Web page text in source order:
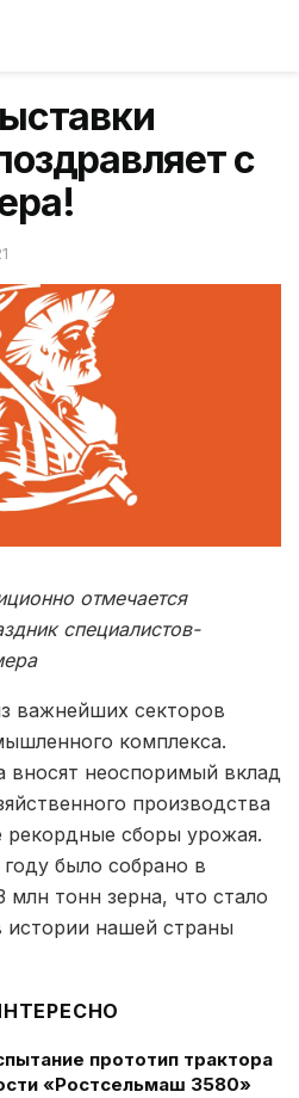
с
отмечается
специалистов-
важнейших секторов
комплекса.
вносят неоспоримый вклад
производства
сборы урожая.
было собрано в
млн тонн зерна, что стало
нашей страны
прототип трактора
«Ростсельмаш 3580»